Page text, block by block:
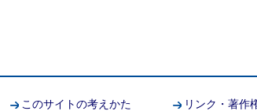
このサイトの考えかた リンク・著作